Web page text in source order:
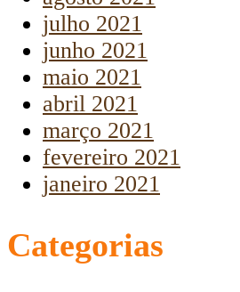
julho 2021
junho 2021
maio 2021
abril 2021
março 2021
fevereiro 2021
janeiro 2021
Categorias